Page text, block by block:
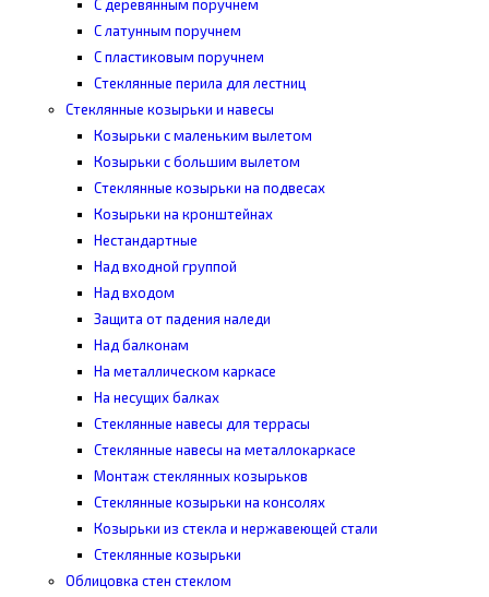
С деревянным поручнем
С латунным поручнем
С пластиковым поручнем
Стеклянные перила для лестниц
Стеклянные козырьки и навесы
Козырьки с маленьким вылетом
Козырьки с большим вылетом
Стеклянные козырьки на подвесах
Козырьки на кронштейнах
Нестандартные
Над входной группой
Над входом
Защита от падения наледи
Над балконам
На металлическом каркасе
На несущих балках
Стеклянные навесы для террасы
Стеклянные навесы на металлокаркасе
Монтаж стеклянных козырьков
Стеклянные козырьки на консолях
Козырьки из стекла и нержавеющей стали
Стеклянные козырьки
Облицовка стен стеклом